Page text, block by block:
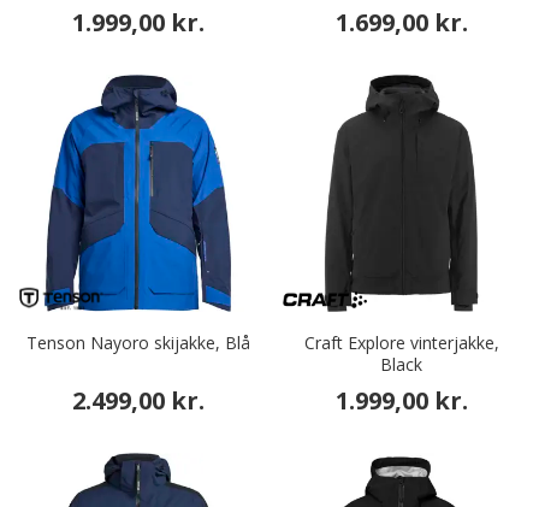
1.999,00 kr. 1.699,00 kr.
Tenson Nayoro skijakke, Blå
2.499,00 kr.
Craft Explore vinterjakke,
Black
1.999,00 kr.